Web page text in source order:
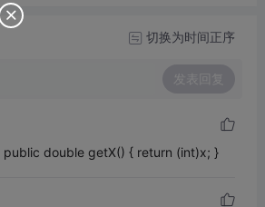
切换为时间正序
发表回复
public double getX() { return (int)x; }